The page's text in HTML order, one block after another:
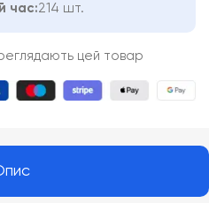
час:214 шт.
цей товар